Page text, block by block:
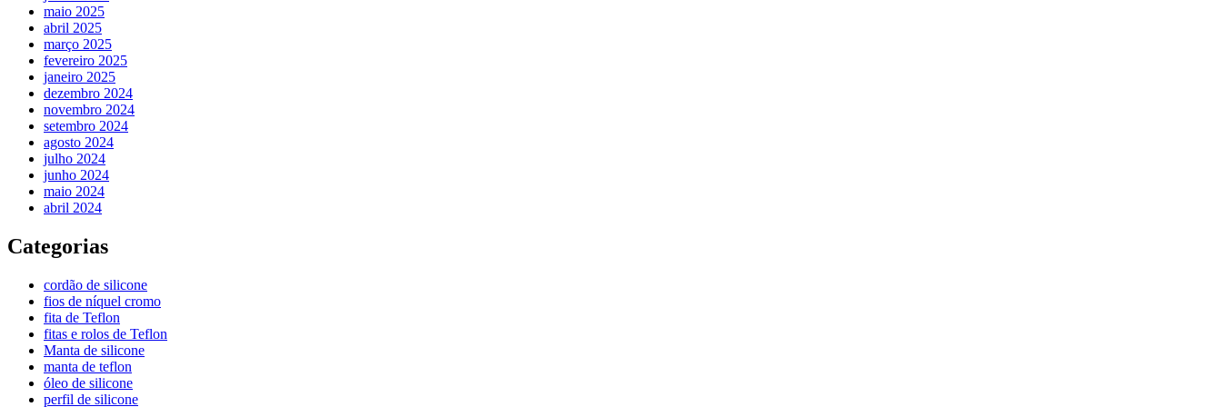
maio 2025
abril 2025
março 2025
fevereiro 2025
janeiro 2025
dezembro 2024
novembro 2024
setembro 2024
agosto 2024
julho 2024
junho 2024
maio 2024
abril 2024
Categorias
cordão de silicone
fios de níquel cromo
fita de Teflon
fitas e rolos de Teflon
Manta de silicone
manta de teflon
óleo de silicone
perfil de silicone